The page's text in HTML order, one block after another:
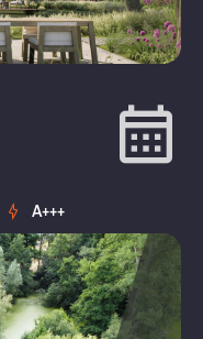
A+++